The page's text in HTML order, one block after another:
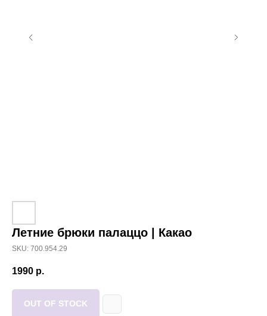
Летние брюки палаццо | Какао
SKU: 700.954.29
1990 р.
OUT OF STOCK